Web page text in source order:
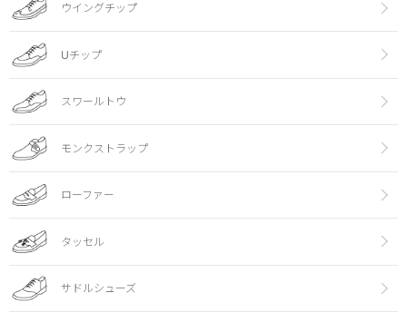
ウイングチップ
Uチップ
スワールトウ
モンクストラップ
ローファー
タッセル
サドルシューズ